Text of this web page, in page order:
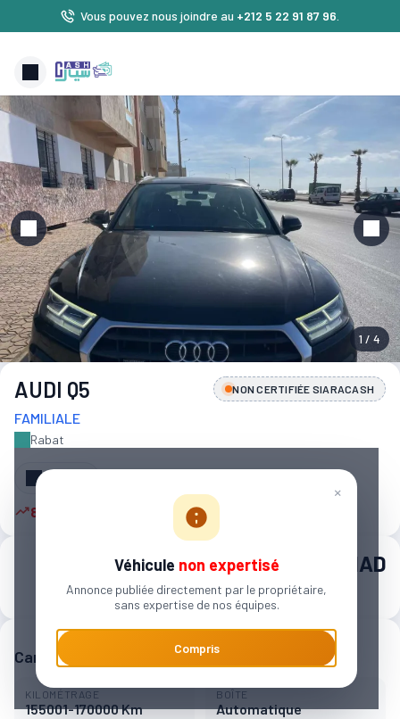
Vous pouvez nous joindre au +212 5 22 91 87 96
1 / 4
AUDI Q5 NON CERTIFIÉE SIARACASH
FAMILIALE
Rabat
×
Véhicule non expertisé
Annonce publiée directement par le propriétaire,
sans expertise de nos équipes.
Compris
Partager
8 autres personnes sont intéressées
386 000 MAD
5 957 MAD / mois
Caractéristiques principales
KILOMÉTRAGE
155001-170000 Km
BOÎTE
Automatique